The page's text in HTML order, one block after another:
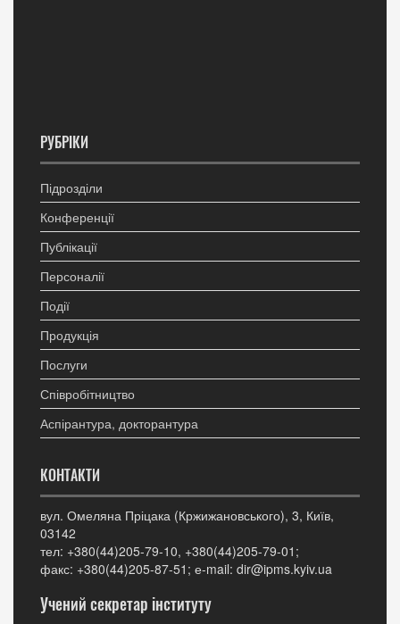
РУБРІКИ
Підрозділи
Конференції
Публікації
Персоналії
Події
Продукція
Послуги
Співробітництво
Аспірантура, докторантура
КОНТАКТИ
вул. Омеляна Пріцака (Кржижановського), 3, Київ,
03142
тел: +380(44)205-79-10, +380(44)205-79-01;
факс: +380(44)205-87-51; е-mail: dir@ipms.kyiv.ua
Учений секретар інституту